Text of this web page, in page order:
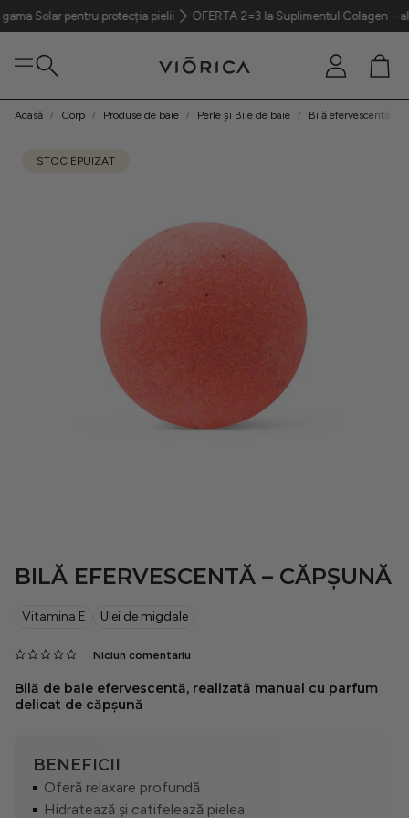
pentru protecția pielii OFERTA 2=3 Ia Suplimentul Colagen – aliatul
Caută
Cont Coș
Ten
Parfumerie
Pentru bărbați
Rutine
Situationship
Acasă Corp Produse de baie Perle și Bile de baie Bilă efervescentă –
STOC EPUIZAT
BILĂ EFERVESCENTĂ – CĂPȘUNĂ
Vitamina E Ulei de migdale
Niciun comentariu
Bilă de baie efervescentă, realizată manual cu parfum
delicat de căpșună
BENEFICII
Oferă relaxare profundă
Hidratează și catifelează pielea